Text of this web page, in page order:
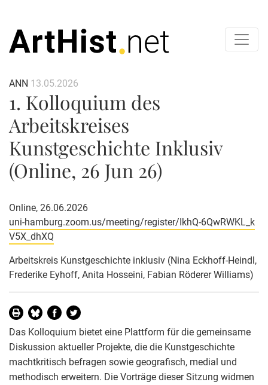
ANN 13.05.2026
1. Kolloquium des
Arbeitskreises
Kunstgeschichte Inklusiv
(Online, 26 Jun 26)
Online, 26.06.2026
uni-hamburg.zoom.us/meeting/register/IkhQ-6QwRWKL_k
V5X_dhXQ
Arbeitskreis Kunstgeschichte inklusiv (Nina Eckhoff-Heindl,
Frederike Eyhoff, Anita Hosseini, Fabian Röderer Williams)
Das Kolloquium bietet eine Plattform für die gemeinsame
Diskussion aktueller Projekte, die die Kunstgeschichte
machtkritisch befragen sowie geografisch, medial und
methodisch erweitern. Die Vorträge dieser Sitzung widmen